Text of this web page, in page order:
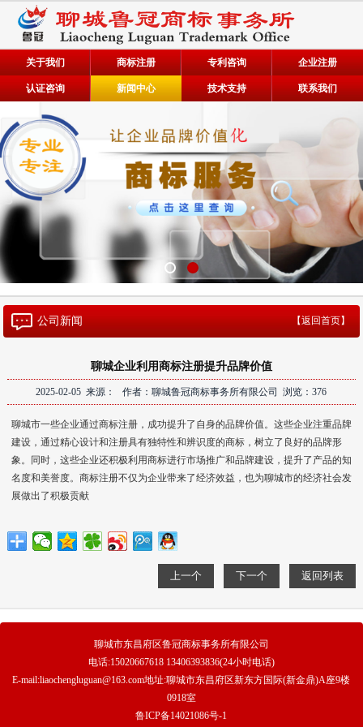
关于我们 商标注册 专利咨询 企业注册
认证咨询 新闻中心 技术支持 联系我们
公司新闻 【返回首页】
聊城企业利用商标注册提升品牌价值
2025-02-05 来源： 作者：聊城鲁冠商标事务所有限公司 浏览：376
聊城市一些企业通过商标注册，成功提升了自身的品牌价值。这些企业注重品牌
建设，通过精心设计和注册具有独特性和辨识度的商标，树立了良好的品牌形
象。同时，这些企业还积极利用商标进行市场推广和品牌建设，提升了产品的知
名度和美誉度。商标注册不仅为企业带来了经济效益，也为聊城市的经济社会发
展做出了积极贡献‌
上一个 下一个 返回列表
聊城市东昌府区鲁冠商标事务所有限公司
电话:15020667618 13406393836(24小时电话)
E-mail:liaochengluguan@163.com地址:聊城市东昌府区新东方国际(新金鼎)A座9楼
0918室
鲁ICP备14021086号-1